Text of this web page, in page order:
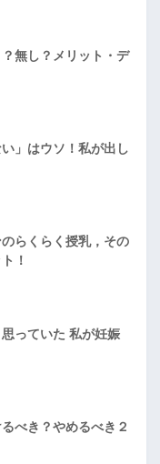
？無し？メリット・デ
」はウソ！私が出し
らくらく授乳，その
！
っていた 私が妊娠
べき？やめるべき２